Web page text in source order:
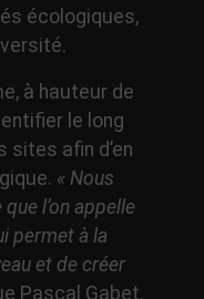
écologiques,
à hauteur de
le long
sites afin d’en
« Nous
l’on appelle
permet à la
et de créer
Pascal Gabet.